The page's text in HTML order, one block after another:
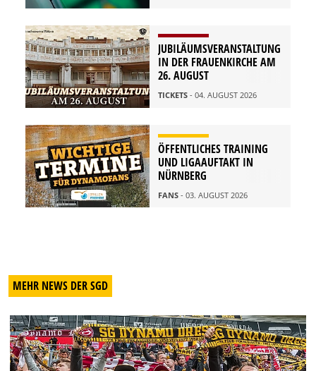
JUBILÄUMSVERANSTALTUNG
IN DER FRAUENKIRCHE AM
26. AUGUST
TICKETS - 04. AUGUST 2026
ÖFFENTLICHES TRAINING
UND LIGAAUFTAKT IN
NÜRNBERG
FANS - 03. AUGUST 2026
MEHR NEWS DER SGD